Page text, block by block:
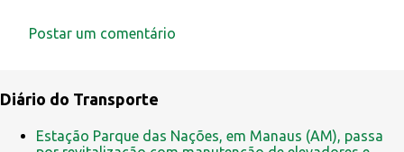
m
e
Postar um comentário
Diário do Transporte
Estação Parque das Nações, em Manaus (AM), passa